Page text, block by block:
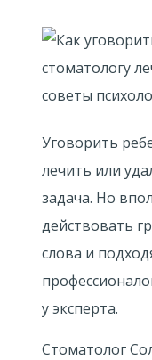
Уговорить
лечить или
задача. Но
действовать
слова и
у эксперта.
Стоматолог